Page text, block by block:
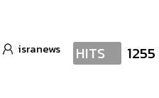
isranews HITS